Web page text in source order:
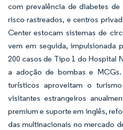
com prevalência de diabetes
risco rastreados, e centros
Center estocam sistemas de
vem em seguida, impulsionada
200 casos de Tipo 1 do Hospital
a adoção de bombas e
turísticos aproveitam o
visitantes estrangeiros
premium e suporte em inglês,
das multinacionais no mercado